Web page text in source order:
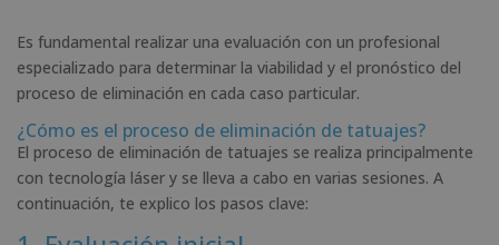
Es fundamental realizar una evaluación con un profesional
especializado para determinar la viabilidad y el pronóstico del
proceso de eliminación en cada caso particular.
¿Cómo es el proceso de eliminación de tatuajes?
El proceso de eliminación de tatuajes se realiza principalmente
con tecnología láser y se lleva a cabo en varias sesiones. A
continuación, te explico los pasos clave: